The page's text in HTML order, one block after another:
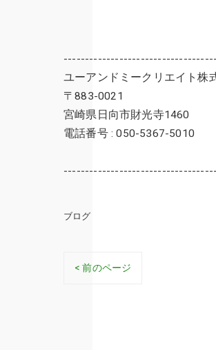
ユーアンドミークリエイト株
〒883-0021
宮崎県日向市財光寺1460
電話番号 : 050-5367-5010
ブログ
< 前のページ